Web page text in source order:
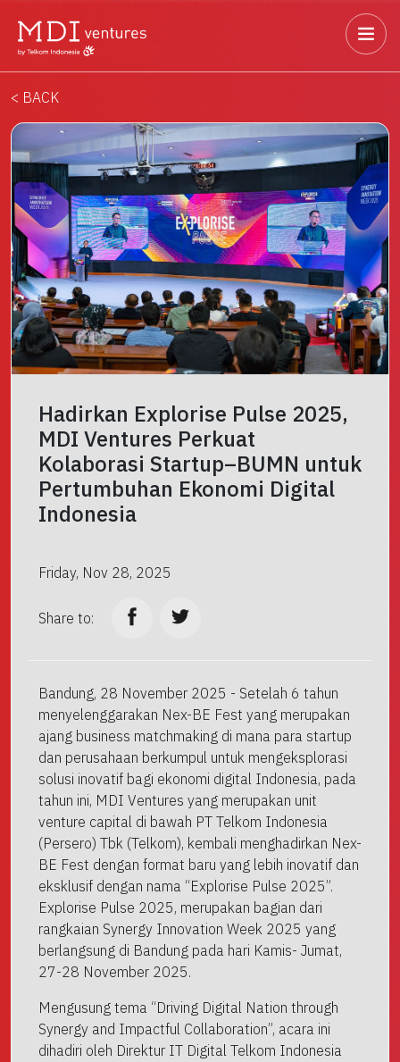
< BACK
Hadirkan Explorise Pulse 2025,
MDI Ventures Perkuat
Kolaborasi Startup–BUMN untuk
Pertumbuhan Ekonomi Digital
Indonesia
Friday, Nov 28, 2025
Share to:
Bandung, 28 November 2025 - Setelah 6 tahun
menyelenggarakan Nex-BE Fest yang merupakan
ajang business matchmaking di mana para startup
dan perusahaan berkumpul untuk mengeksplorasi
solusi inovatif bagi ekonomi digital Indonesia, pada
tahun ini, MDI Ventures yang merupakan unit
venture capital di bawah PT Telkom Indonesia
(Persero) Tbk (Telkom), kembali menghadirkan Nex-
BE Fest dengan format baru yang lebih inovatif dan
eksklusif dengan nama “Explorise Pulse 2025”.
Explorise Pulse 2025, merupakan bagian dari
rangkaian Synergy Innovation Week 2025 yang
berlangsung di Bandung pada hari Kamis- Jumat,
27-28 November 2025.
Mengusung tema “Driving Digital Nation through
Synergy and Impactful Collaboration”, acara ini
dihadiri oleh Direktur IT Digital Telkom Indonesia